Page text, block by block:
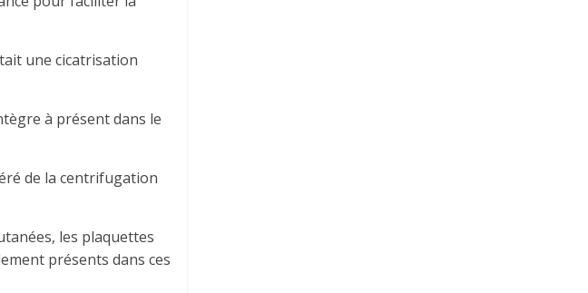
une cicatrisation
à présent dans le
de la centrifugation
les plaquettes
présents dans ces